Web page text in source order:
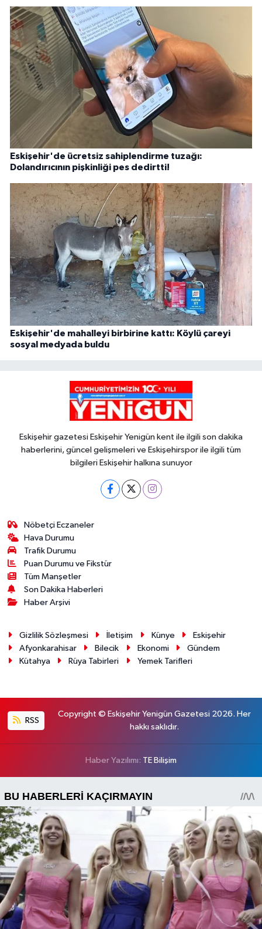
Eskişehir'de ücretsiz sahiplendirme tuzağı:
Dolandırıcının pişkinliği pes dedirtti!
Eskişehir'de mahalleyi birbirine kattı: Köylü çareyi
sosyal medyada buldu
Eskişehir gazetesi Eskişehir Yenigün kent ile ilgili son dakika
haberlerini, güncel gelişmeleri ve Eskişehirspor ile ilgili tüm
bilgileri Eskişehir halkına sunuyor
Nöbetçi Eczaneler
Hava Durumu
Trafik Durumu
Puan Durumu ve Fikstür
Tüm Manşetler
Son Dakika Haberleri
Haber Arşivi
Gizlilik Sözleşmesi İletişim Künye
Eskişehir
Afyonkarahisar
Bilecik Ekonomi
Gündem
Kütahya
Rüya Tabirleri Yemek Tarifleri
RSS
Copyright © Eskişehir Yenigün Gazetesi 2026. Her
hakkı saklıdır.
Haber Yazılımı: TE Bilişim